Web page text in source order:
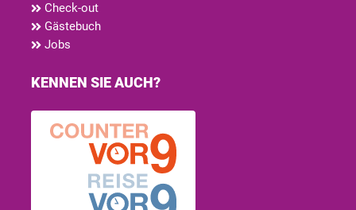
Check-out
Gästebuch
Jobs
KENNEN SIE AUCH?